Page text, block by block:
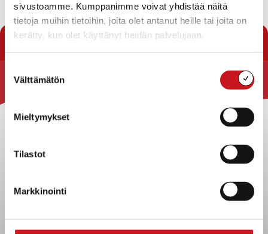
sivustoamme. Kumppanimme voivat yhdistää näitä
tietoja muihin tietoihin, joita olet antanut heille tai joita on
kerätty, kun olet käyttänyt heidän palvelujaan.
valinta
Välttämätön
Mieltymykset
Tilastot
Markkinointi
« Uutishuone
Yhteystiedot
Strategiat, ohjelmat, ohjeet, suunnitelmat, säännöt ja
sopimukset
Evästeet